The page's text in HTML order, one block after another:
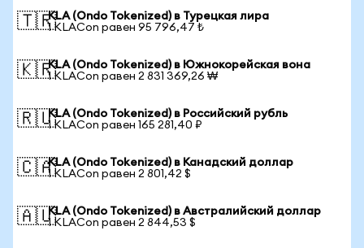
🇹🇷KLA (Ondo Tokenized) в Турецкая лира
1 KLACon равен 95 796,47 ₺
🇰🇷KLA (Ondo Tokenized) в Южнокорейская вона
1 KLACon равен 2 831 369,26 ₩
🇷🇺KLA (Ondo Tokenized) в Российский рубль
1 KLACon равен 165 281,40 ₽
🇨🇦KLA (Ondo Tokenized) в Канадский доллар
1 KLACon равен 2 801,42 $
🇦🇺KLA (Ondo Tokenized) в Австралийский доллар
1 KLACon равен 2 844,53 $